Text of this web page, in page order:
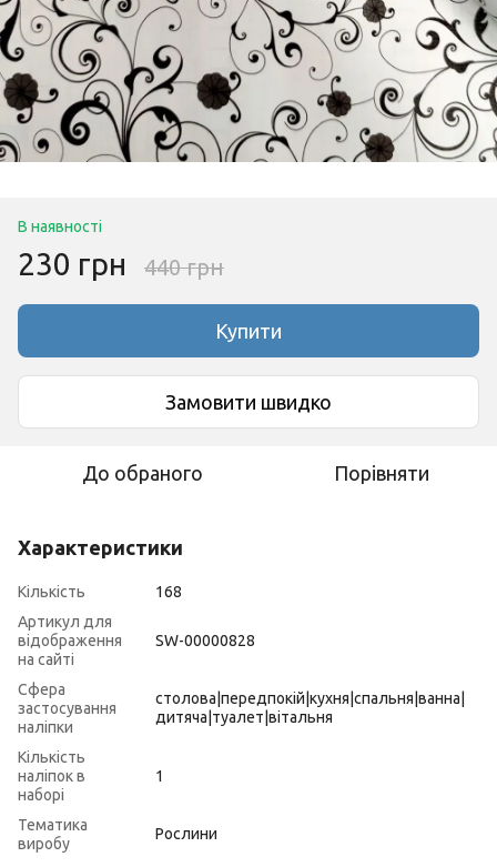
В наявності
230 грн 440 грн
Купити
Замовити швидко
До обраного Порівняти
Характеристики
Кількість
168
Артикул для
відображення
на сайті
SW-00000828
Сфера
застосування
наліпки
столова|передпокій|кухня|спальня|ванна|
дитяча|туалет|вітальня
Кількість
наліпок в
наборі
1
Тематика
виробу
Рослини